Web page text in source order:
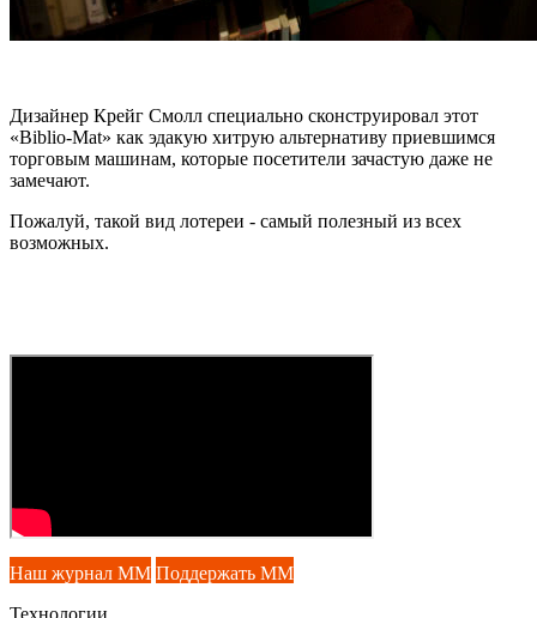
Дизайнер Крейг Смолл специально сконструировал этот
«Biblio-Mat» как эдакую хитрую альтернативу приевшимся
торговым машинам, которые посетители зачастую даже не
замечают.
Пожалуй, такой вид лотереи - самый полезный из всех
возможных.
Наш журнал ММ Поддержать ММ
Технологии